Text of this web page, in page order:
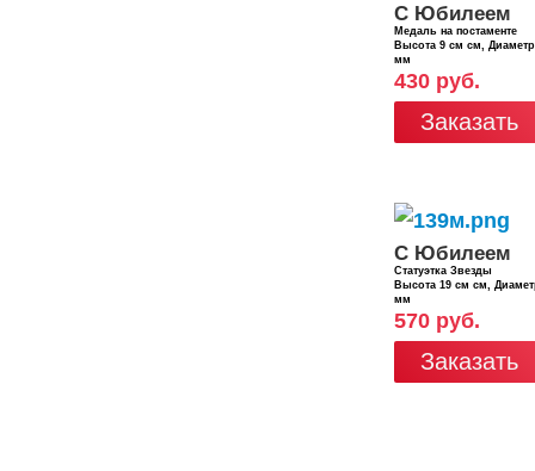
С Юбилеем
Медаль на постаменте
Высота 9 см см,
мм
430 руб.
Заказать
С Юбилеем
Статуэтка Звезды
Высота 19 см см,
мм
570 руб.
Заказать